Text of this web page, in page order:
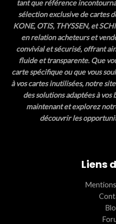
tant que référence
sélection exclusive de cartes
KONE, OTIS, THYSSEN, et
en relation acheteurs et
convivial et sécurisé, offrant
fluide et transparente. Que
carte spécifique ou que vous
à vos cartes inutilisées, notre
des solutions adaptées à vos
maintenant et explorez
découvrir les
Liens